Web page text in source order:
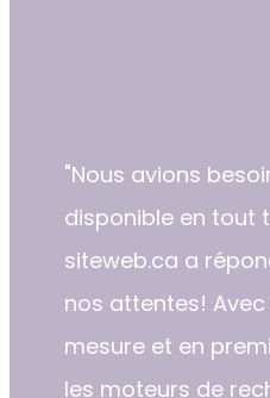
"​Nous avions
disponible en tout
siteweb.ca a
nos attentes!
mesure et en
les moteurs de